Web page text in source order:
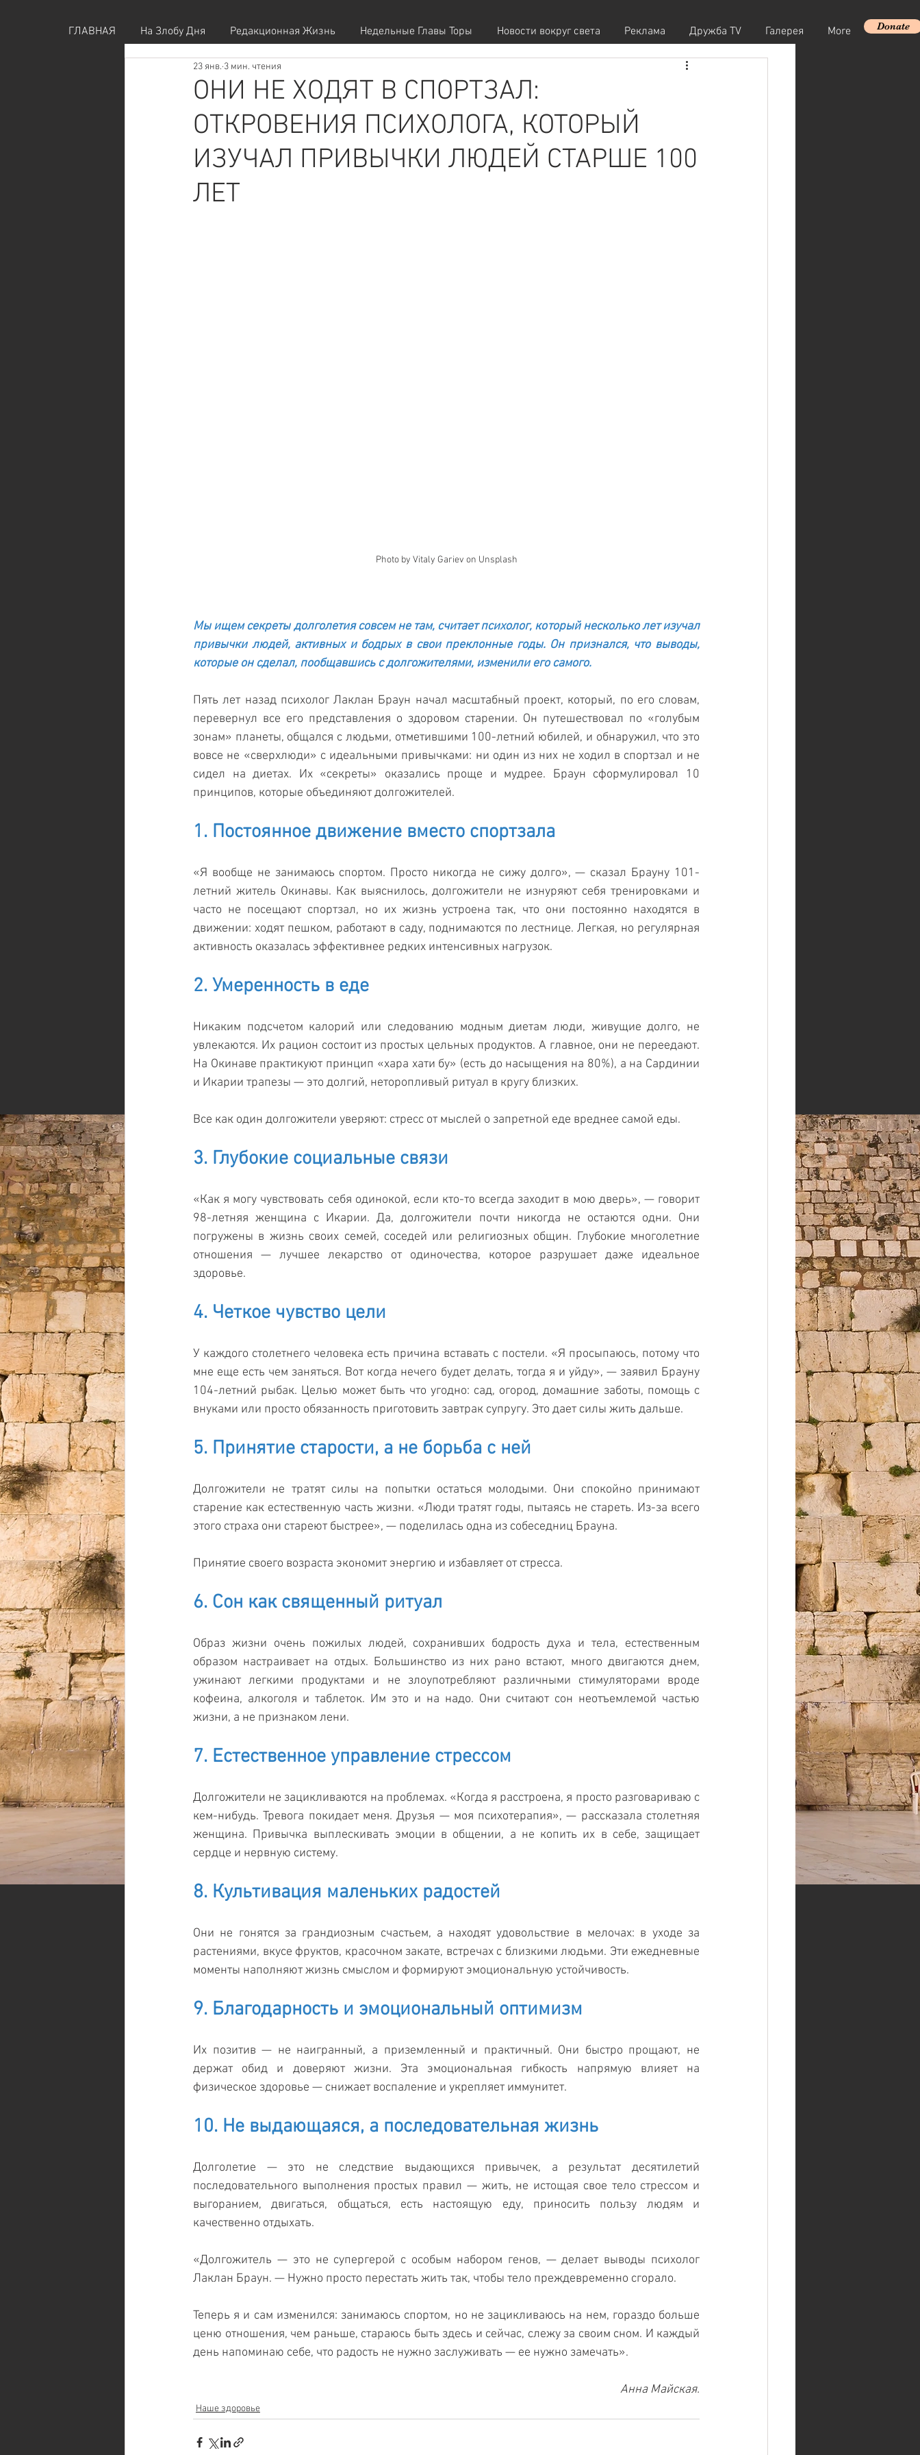
ГЛАВНАЯ На Злобу Дня Редакционная Жизнь Недельные Главы Торы Новости вокруг света Реклама Дружба TV Галерея More Donate
ОНИ НЕ ХОДЯТ В СПОРТЗАЛ:
ОТКРОВЕНИЯ ПСИХОЛОГА, КОТОРЫЙ
ИЗУЧАЛ ПРИВЫЧКИ ЛЮДЕЙ СТАРШЕ 100
ЛЕТ
23 янв. 3 мин. чтения
Photo by Vitaly Gariev on Unsplash
Мы ищем секреты долголетия совсем не там, считает психолог, который несколько лет изучал
привычки людей, активных и бодрых в свои преклонные годы. Он признался, что выводы,
которые он сделал, пообщавшись с долгожителями, изменили его самого.
Пять лет назад психолог Лаклан Браун начал масштабный проект, который, по его словам,
перевернул все его представления о здоровом старении. Он путешествовал по «голубым
зонам» планеты, общался с людьми, отметившими 100-летний юбилей, и обнаружил, что это
вовсе не «сверхлюди» с идеальными привычками: ни один из них не ходил в спортзал и не
сидел на диетах. Их «секреты» оказались проще и мудрее. Браун сформулировал 10
принципов, которые объединяют долгожителей.
1. Постоянное движение вместо спортзала
«Я вообще не занимаюсь спортом. Просто никогда не сижу долго», — сказал Брауну 101-
летний житель Окинавы. Как выяснилось, долгожители не изнуряют себя тренировками и
часто не посещают спортзал, но их жизнь устроена так, что они постоянно находятся в
движении: ходят пешком, работают в саду, поднимаются по лестнице. Легкая, но регулярная
активность оказалась эффективнее редких интенсивных нагрузок.
2. Умеренность в еде
Никаким подсчетом калорий или следованию модным диетам люди, живущие долго, не
увлекаются. Их рацион состоит из простых цельных продуктов. А главное, они не переедают.
На Окинаве практикуют принцип «хара хати бу» (есть до насыщения на 80%), а на Сардинии
и Икарии трапезы — это долгий, неторопливый ритуал в кругу близких.
Все как один долгожители уверяют: стресс от мыслей о запретной еде вреднее самой еды.
3. Глубокие социальные связи
«Как я могу чувствовать себя одинокой, если кто-то всегда заходит в мою дверь», — говорит
98-летняя женщина с Икарии. Да, долгожители почти никогда не остаются одни. Они
погружены в жизнь своих семей, соседей или религиозных общин. Глубокие многолетние
отношения — лучшее лекарство от одиночества, которое разрушает даже идеальное
здоровье.
4. Четкое чувство цели
У каждого столетнего человека есть причина вставать с постели. «Я просыпаюсь, потому что
мне еще есть чем заняться. Вот когда нечего будет делать, тогда я и уйду», — заявил Брауну
104-летний рыбак. Целью может быть что угодно: сад, огород, домашние заботы, помощь с
внуками или просто обязанность приготовить завтрак супругу. Это дает силы жить дальше.
5. Принятие старости, а не борьба с ней
Долгожители не тратят силы на попытки остаться молодыми. Они спокойно принимают
старение как естественную часть жизни. «Люди тратят годы, пытаясь не стареть. Из-за всего
этого страха они стареют быстрее», — поделилась одна из собеседниц Брауна.
Принятие своего возраста экономит энергию и избавляет от стресса.
6. Сон как священный ритуал
Образ жизни очень пожилых людей, сохранивших бодрость духа и тела, естественным
образом настраивает на отдых. Большинство из них рано встают, много двигаются днем,
ужинают легкими продуктами и не злоупотребляют различными стимуляторами вроде
кофеина, алкоголя и таблеток. Им это и на надо. Они считают сон неотъемлемой частью
жизни, а не признаком лени.
7. Естественное управление стрессом
Долгожители не зацикливаются на проблемах. «Когда я расстроена, я просто разговариваю с
кем-нибудь. Тревога покидает меня. Друзья — моя психотерапия», — рассказала столетняя
женщина. Привычка выплескивать эмоции в общении, а не копить их в себе, защищает
сердце и нервную систему.
8. Культивация маленьких радостей
Они не гонятся за грандиозным счастьем, а находят удовольствие в мелочах: в уходе за
растениями, вкусе фруктов, красочном закате, встречах с близкими людьми. Эти ежедневные
моменты наполняют жизнь смыслом и формируют эмоциональную устойчивость.
9. Благодарность и эмоциональный оптимизм
Их позитив — не наигранный, а приземленный и практичный. Они быстро прощают, не
держат обид и доверяют жизни. Эта эмоциональная гибкость напрямую влияет на
физическое здоровье — снижает воспаление и укрепляет иммунитет.
10. Не выдающаяся, а последовательная жизнь
Долголетие — это не следствие выдающихся привычек, а результат десятилетий
последовательного выполнения простых правил — жить, не истощая свое тело стрессом и
выгоранием, двигаться, общаться, есть настоящую еду, приносить пользу людям и
качественно отдыхать.
«Долгожитель — это не супергерой с особым набором генов, — делает выводы психолог
Лаклан Браун. — Нужно просто перестать жить так, чтобы тело преждевременно сгорало.
Теперь я и сам изменился: занимаюсь спортом, но не зацикливаюсь на нем, гораздо больше
ценю отношения, чем раньше, стараюсь быть здесь и сейчас, слежу за своим сном. И каждый
день напоминаю себе, что радость не нужно заслуживать — ее нужно замечать».
Анна Майская.
Наше здоровье